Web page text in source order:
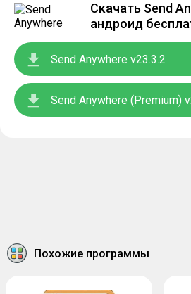
Скачать Send
андроид
Send Anywhere v23.3.2
Send Anywhere (Premium)
Похожие программы